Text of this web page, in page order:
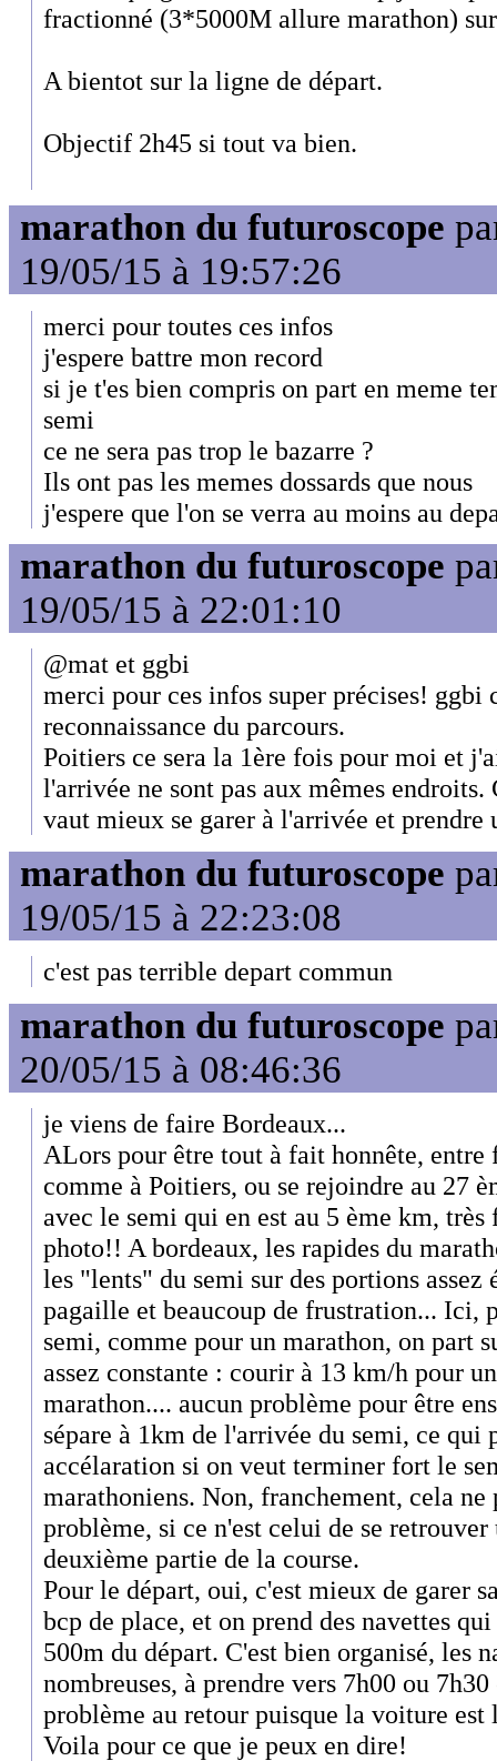
fractionné (3*5000M allure marathon)
A bientot sur la ligne de départ.
Objectif 2h45 si tout va bien.
marathon du futuroscope
19/05/15 à 19:57:26
merci pour toutes ces infos
j'espere battre mon record
si je t'es bien compris on part en meme
semi
ce ne sera pas trop le bazarre ?
Ils ont pas les memes dossards que nous
j'espere que l'on se verra au moins au
marathon du futuroscope
19/05/15 à 22:01:10
@mat et ggbi
merci pour ces infos super précises! ggbi
reconnaissance du parcours.
Poitiers ce sera la 1ère fois pour moi et
l'arrivée ne sont pas aux mêmes
vaut mieux se garer à l'arrivée et prendre
marathon du futuroscope
19/05/15 à 22:23:08
c'est pas terrible depart commun
marathon du futuroscope
20/05/15 à 08:46:36
je viens de faire Bordeaux...
ALors pour être tout à fait honnête, entre
comme à Poitiers, ou se rejoindre au 27
avec le semi qui en est au 5 ème km,
photo!! A bordeaux, les rapides du
les "lents" du semi sur des portions
pagaille et beaucoup de frustration... Ici,
semi, comme pour un marathon, on part
assez constante : courir à 13 km/h pour
marathon.... aucun problème pour être
sépare à 1km de l'arrivée du semi, ce qui
accélaration si on veut terminer fort le
marathoniens. Non, franchement, cela ne
problème, si ce n'est celui de se retrouver
deuxième partie de la course.
Pour le départ, oui, c'est mieux de garer
bcp de place, et on prend des navettes
500m du départ. C'est bien organisé, les
nombreuses, à prendre vers 7h00 ou
problème au retour puisque la voiture est
Voila pour ce que je peux en dire!